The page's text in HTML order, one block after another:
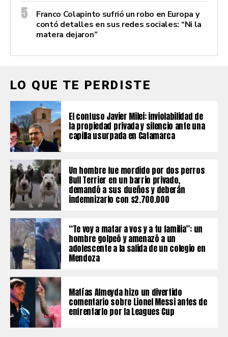
Franco Colapinto sufrió un robo en Europa y
contó detalles en sus redes sociales: “Ni la
matera dejaron”
LO QUE TE PERDISTE
El confuso Javier Milei: inviolabilidad de
la propiedad privada y silencio ante una
capilla usurpada en Catamarca
Un hombre fue mordido por dos perros
Bull Terrier en un barrio privado,
demandó a sus dueños y deberán
indemnizarlo con $2.700.000
“Te voy a matar a vos y a tu familia”: un
hombre golpeó y amenazó a un
adolescente a la salida de un colegio en
Mendoza
Matías Almeyda hizo un divertido
comentario sobre Lionel Messi antes de
enfrentarlo por la Leagues Cup